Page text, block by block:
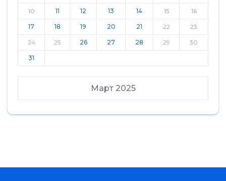
Март 2025
10 11 12 13 14 15 16
17 18 19 20 21 22 23
24 25 26 27 28 29 30
31